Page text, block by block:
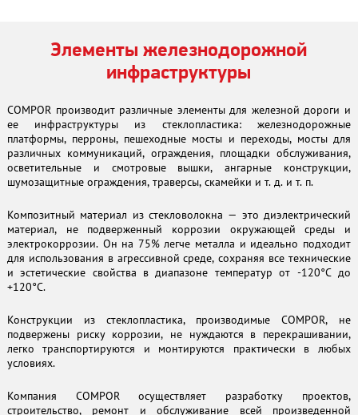
Элементы железнодорожной
инфраструктуры
COMPOR производит различные элементы для железной дороги и
ее инфраструктуры из стеклопластика: железнодорожные
платформы, перроны, пешеходные мосты и переходы, мосты для
различных коммуникаций, ограждения, площадки обслуживания,
осветительные и смотровые вышки, ангарные конструкции,
шумозащитные ограждения, траверсы, скамейки и т. д. и т. п.
Композитный материал из стекловолокна — это диэлектрический
материал, не подверженный коррозии окружающей среды и
электрокоррозии. Он на 75% легче металла и идеально подходит
для использования в агрессивной среде, сохраняя все технические
и эстетические свойства в диапазоне температур от -120°C до
+120°C.
Конструкции из стеклопластика, производимые COMPOR, не
подвержены риску коррозии, не нуждаются в перекрашивании,
легко транспортируются и монтируются практически в любых
условиях.
Компания COMPOR осуществляет разработку проектов,
строительство, ремонт и обслуживание всей произведенной